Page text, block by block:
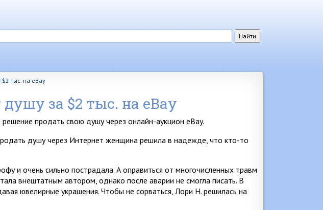
тыс. на eBay
за $2 тыс. на eBay
продать свою душу через онлайн-аукцион eBay.
душу через Интернет женщина решила в надежде, что кто-то
и очень сильно пострадала. А оправиться от многочисленных травм
внештатным автором, однако после аварии не смогла писать. В
ювелирные украшения. Чтобы не сорваться, Лори H. решилась на